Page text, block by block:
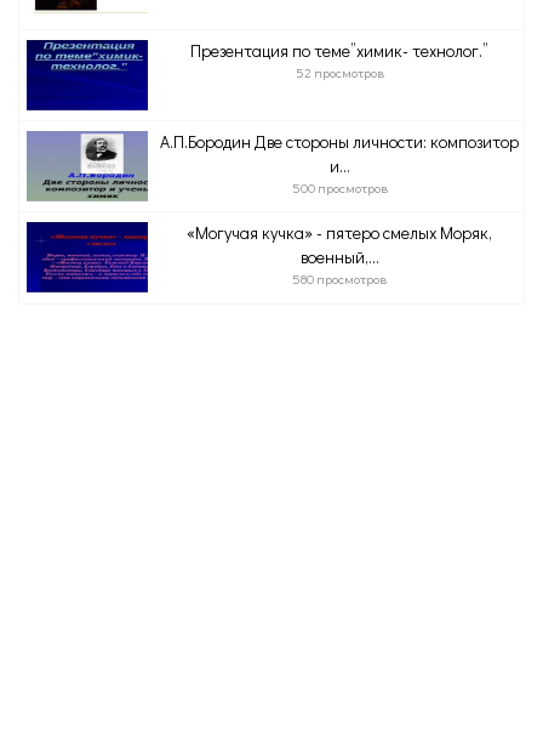
Презентация по теме”химик- технолог.”
52 просмотров
А.П.Бородин Две стороны личности: композитор
и...
500 просмотров
«Могучая кучка» - пятеро смелых Моряк,
военный,...
580 просмотров